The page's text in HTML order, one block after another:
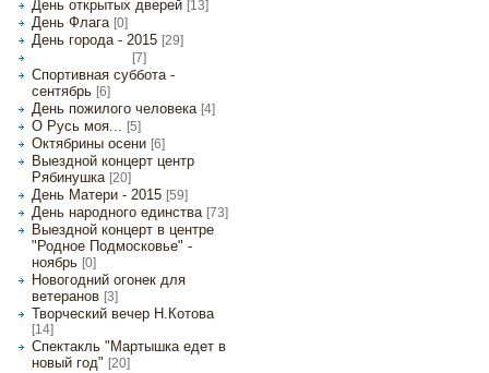
День открытых дверей [13]
День Флага [0]
День города - 2015 [29]
[7]
Спортивная суббота -
сентябрь [6]
День пожилого человека [4]
О Русь моя... [5]
Октябрины осени [6]
Выездной концерт центр
Рябинушка [20]
День Матери - 2015 [59]
День народного единства [73]
Выездной концерт в центре
"Родное Подмосковье" -
ноябрь [0]
Новогодний огонек для
ветеранов [3]
Творческий вечер Н.Котова
[14]
Спектакль "Мартышка едет в
новый год" [20]